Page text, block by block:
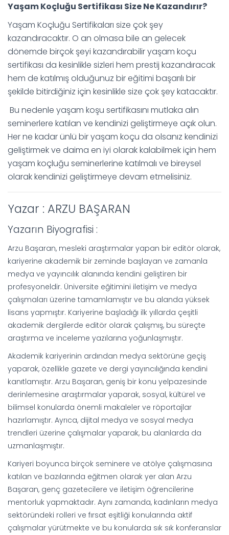
Yaşam Koçluğu Sertifikası Size Ne Kazandırır?
Yaşam Koçluğu Sertifikaları size çok şey
kazandıracaktır. O an olmasa bile an gelecek
dönemde birçok şeyi kazandırabilir yaşam koçu
sertifikası da kesinlikle sizleri hem prestij kazandıracak
hem de katılmış olduğunuz bir eğitimi başarılı bir
şekilde bitirdiğiniz için kesinlikle size çok şey katacaktır.
Bu nedenle yaşam koşu sertifikasını mutlaka alın
seminerlere katılan ve kendinizi geliştirmeye açık olun.
Her ne kadar ünlü bir yaşam koçu da olsanız kendinizi
geliştirmek ve daima en iyi olarak kalabilmek için hem
yaşam koçluğu seminerlerine katılmalı ve bireysel
olarak kendinizi geliştirmeye devam etmelisiniz.
Yazar : ARZU BAŞARAN
Yazarın Biyografisi :
Arzu Başaran, mesleki araştırmalar yapan bir editör olarak,
kariyerine akademik bir zeminde başlayan ve zamanla
medya ve yayıncılık alanında kendini geliştiren bir
profesyoneldir. Üniversite eğitimini iletişim ve medya
çalışmaları üzerine tamamlamıştır ve bu alanda yüksek
lisans yapmıştır. Kariyerine başladığı ilk yıllarda çeşitli
akademik dergilerde editör olarak çalışmış, bu süreçte
araştırma ve inceleme yazılarına yoğunlaşmıştır.
Akademik kariyerinin ardından medya sektörüne geçiş
yaparak, özellikle gazete ve dergi yayıncılığında kendini
kanıtlamıştır. Arzu Başaran, geniş bir konu yelpazesinde
derinlemesine araştırmalar yaparak, sosyal, kültürel ve
bilimsel konularda önemli makaleler ve röportajlar
hazırlamıştır. Ayrıca, dijital medya ve sosyal medya
trendleri üzerine çalışmalar yaparak, bu alanlarda da
uzmanlaşmıştır.
Kariyeri boyunca birçok seminere ve atölye çalışmasına
katılan ve bazılarında eğitmen olarak yer alan Arzu
Başaran, genç gazetecilere ve iletişim öğrencilerine
mentorluk yapmaktadır. Aynı zamanda, kadınların medya
sektöründeki rolleri ve fırsat eşitliği konularında aktif
çalışmalar yürütmekte ve bu konularda sık sık konferanslar